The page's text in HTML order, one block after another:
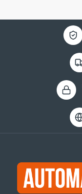
Politique de confidentialité